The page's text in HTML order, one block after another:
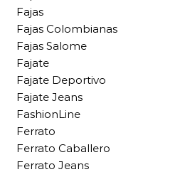
Fajas
Fajas Colombianas
Fajas Salome
Fajate
Fajate Deportivo
Fajate Jeans
FashionLine
Ferrato
Ferrato Caballero
Ferrato Jeans